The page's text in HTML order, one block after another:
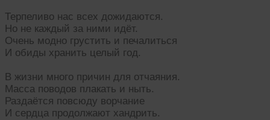
Терпеливо нас всех дожидаются.
Но не каждый за ними идёт.
Очень модно грустить и печалиться
И обиды хранить целый год.
В жизни много причин для отчаяния.
Масса поводов плакать и ныть.
Раздаётся повсюду ворчание
И сердца продолжают хандрить.